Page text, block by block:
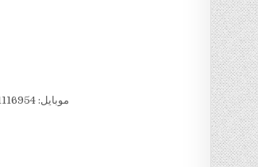
موبايل: 01211116954 – – 01211116956 – – 01211116958 – 01211116959 – 01211116962